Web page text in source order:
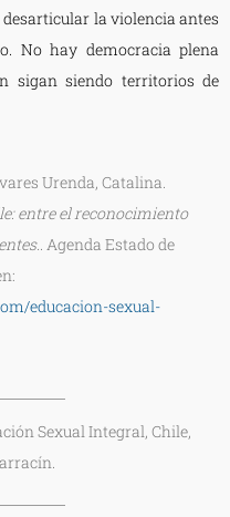
la violencia antes
No hay democracia plena
sigan siendo territorios de
Urenda, Catalina.
entre el reconocimiento
. Agenda Estado de
educacion-sexual-
Sexual Integral, Chile,